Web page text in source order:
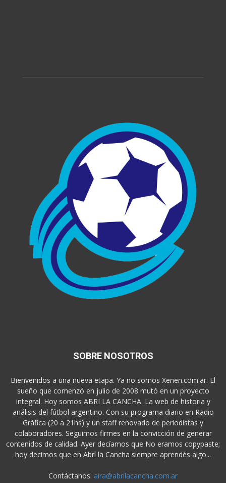
SOBRE NOSOTROS
Bienvenidos a una nueva etapa. Ya no somos Xenen.com.ar. El
sueño que comenzó en julio de 2008 mutó en un proyecto
integral. Hoy somos ABRI LA CANCHA. La web de historia y
análisis del fútbol argentino. Con su programa diario en Radio
Gráfica (20 a 21hs) y un staff renovado de periodistas y
colaboradores. Seguimos firmes en la convicción de generar
contenidos de calidad. Ayer decíamos que No eramos copypaste;
hoy decimos que en Abrí la Cancha siempre aprendés algo...
Contáctanos: aira@abrilacancha.com.ar